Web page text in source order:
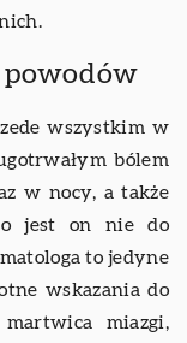
powodów
wszystkim w
bólem
w nocy, a także
jest on nie do
to jedyne
wskazania do
miazgi,